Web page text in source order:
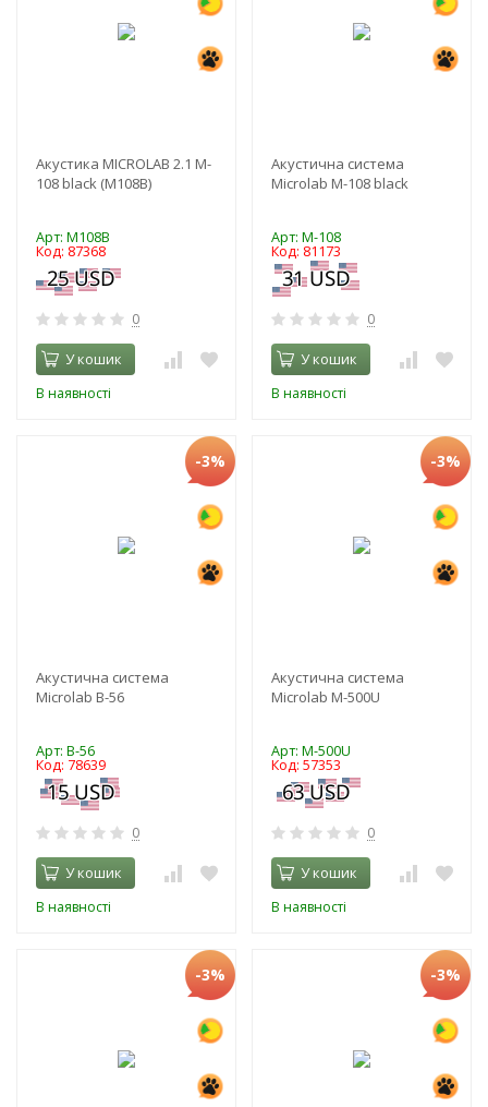
Акустика MICROLAB 2.1 M-
108 black (M108B)
Арт: M108B
Код: 87368
0
У кошик
В наявності
Акустична система
Microlab M-108 black
Арт: M-108
Код: 81173
0
У кошик
В наявності
-3%
Акустична система
Microlab B-56
Арт: B-56
Код: 78639
0
У кошик
В наявності
-3%
Акустична система
Microlab M-500U
Арт: M-500U
Код: 57353
0
У кошик
В наявності
-3% -3%